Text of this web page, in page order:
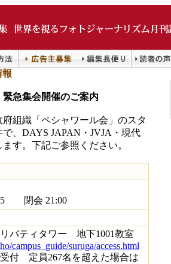
報
緊急集会開催のご案内
組織「ペシャワール会」のスタ
、DAYS JAPAN・JVJA・現代
す。下記ご参照ください。
閉会 21:00
バティタワー 地下1001教室
campus_guide/suruga/access.html
受付 定員267名を超えた場合は